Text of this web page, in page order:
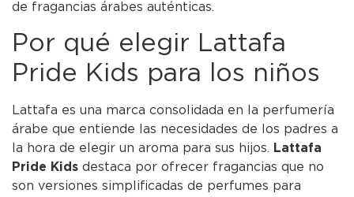
de fragancias árabes auténticas.
Por qué elegir Lattafa
Pride Kids para los niños
Lattafa es una marca consolidada en la perfumería
árabe que entiende las necesidades de los padres a
la hora de elegir un aroma para sus hijos. Lattafa
Pride Kids destaca por ofrecer fragancias que no
son versiones simplificadas de perfumes para